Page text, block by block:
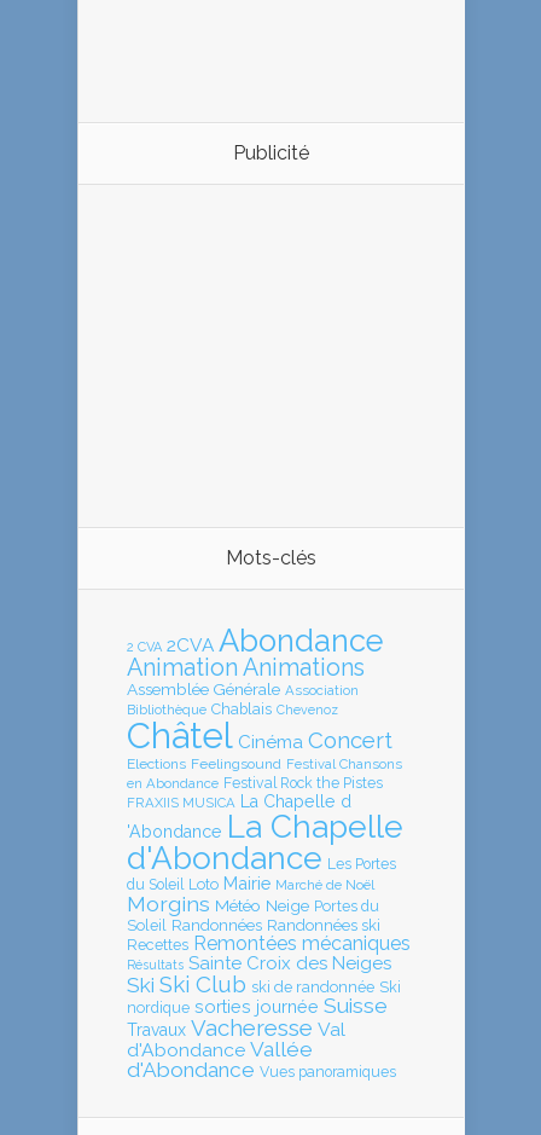
Publicité
Mots-clés
2 CVA 2CVA Abondance
Animation Animations
Assemblée Générale Association
Bibliothèque Chablais Chevenoz
Châtel Cinéma Concert
Elections Feelingsound Festival Chansons
en Abondance Festival Rock the Pistes
FRAXIIS MUSICA La Chapelle d
'Abondance La Chapelle
d'Abondance Les Portes
du Soleil Loto Mairie Marché de Noël
Morgins Météo Neige Portes du
Soleil Randonnées Randonnées ski
Recettes Remontées mécaniques
Résultats Sainte Croix des Neiges
Ski Ski Club ski de randonnée Ski
nordique sorties journée Suisse
Travaux Vacheresse Val
d'Abondance Vallée
d'Abondance Vues panoramiques